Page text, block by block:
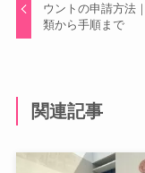
ウントの申請方法
類から手順まで
関連記事